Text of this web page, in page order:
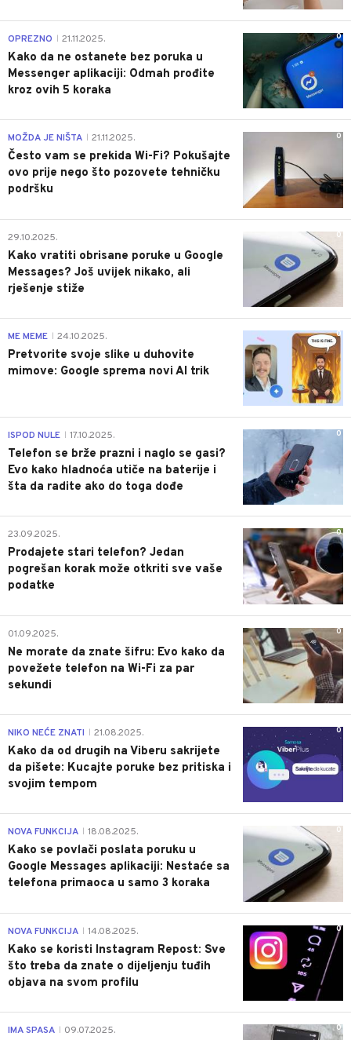
0
OPREZNO 21.11.2025.
Kako da ne ostanete bez poruka u
Messenger aplikaciji: Odmah prođite
kroz ovih 5 koraka
0
MOŽDA JE NIŠTA 21.11.2025.
Često vam se prekida Wi-Fi? Pokušajte
ovo prije nego što pozovete tehničku
podršku
0
29.10.2025.
Kako vratiti obrisane poruke u Google
Messages? Još uvijek nikako, ali
rješenje stiže
0
ME MEME 24.10.2025.
Pretvorite svoje slike u duhovite
mimove: Google sprema novi AI trik
0
ISPOD NULE 17.10.2025.
Telefon se brže prazni i naglo se gasi?
Evo kako hladnoća utiče na baterije i
šta da radite ako do toga dođe
0
23.09.2025.
Prodajete stari telefon? Jedan
pogrešan korak može otkriti sve vaše
podatke
0
01.09.2025.
Ne morate da znate šifru: Evo kako da
povežete telefon na Wi-Fi za par
sekundi
0
NIKO NEĆE ZNATI 21.08.2025.
Kako da od drugih na Viberu sakrijete
da pišete: Kucajte poruke bez pritiska i
svojim tempom
0
NOVA FUNKCIJA 18.08.2025.
Kako se povlači poslata poruku u
Google Messages aplikaciji: Nestaće sa
telefona primaoca u samo 3 koraka
0
NOVA FUNKCIJA 14.08.2025.
Kako se koristi Instagram Repost: Sve
što treba da znate o dijeljenju tuđih
objava na svom profilu
0
IMA SPASA 09.07.2025.